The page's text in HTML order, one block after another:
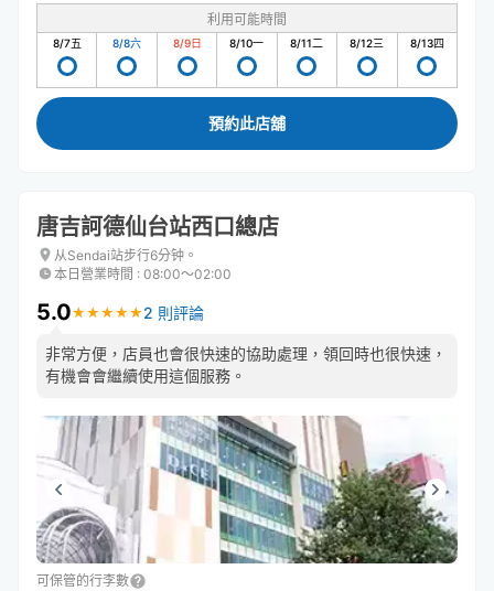
利用可能時間
8/7五 8/8六 8/9日 8/10一 8/11二 8/12三 8/13四
預約此店舖
唐吉訶德仙台站西口總店
从Sendai站步行6分钟。
本日營業時間 : 08:00〜02:00
5.0★ ★ ★ ★ ★
★ ★ ★ ★ ★ 2 則評論
非常方便，店員也會很快速的協助處理，領回時也很快速，
有機會會繼續使用這個服務。
可保管的行李數